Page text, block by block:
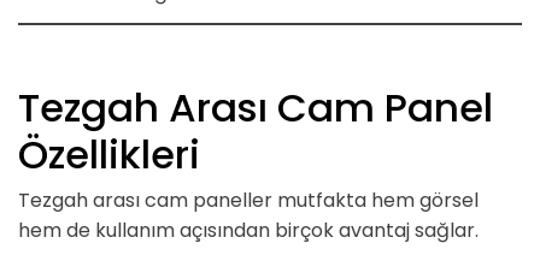
Tezgah Arası Cam Panel
Özellikleri
Tezgah arası cam paneller mutfakta hem görsel
hem de kullanım açısından birçok avantaj sağlar.